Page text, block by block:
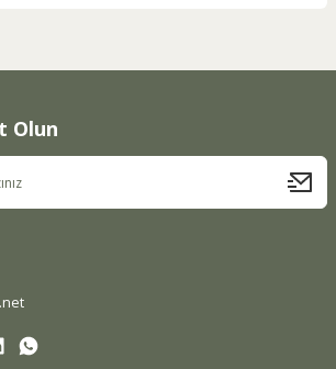
bozuk veya görüntülenemiyor.
Olun